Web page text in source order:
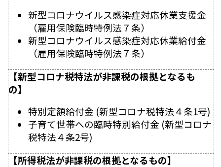
新型コロナウイルス感染症対応休業支援金
（雇用保険臨時特例法７条）
新型コロナウイルス感染症対応休業給付金
（雇用保険臨時特例法７条）
【新型コロナ税特法が非課税の根拠となるも
の】
特別定額給付金 (新型コロナ税特法４条1号)
子育て世帯への臨時特別給付金 (新型コロナ
税特法４条2号)
【所得税法が非課税の根拠となるもの】